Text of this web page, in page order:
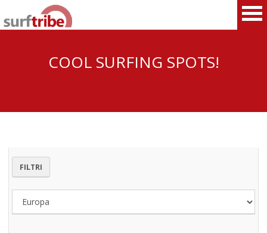
COOL SURFING SPOTS!
FILTRI